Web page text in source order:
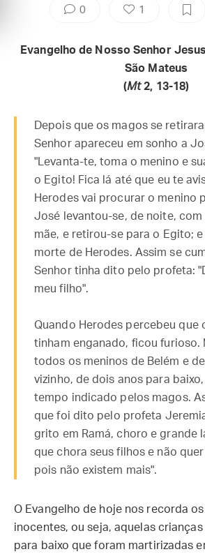
0 1
Evangelho de Nosso Senhor
São Mateus
(Mt2, 13-18)
Depois que os magos se
Senhor apareceu em sonho a
"Levanta-te, toma o menino e
o Egito! Fica lá até que eu te
Herodes vai procurar o menino
José levantou-se, de noite, com
mãe, e retirou-se para o Egito;
morte de Herodes. Assim se
Senhor tinha dito pelo profeta:
meu filho".
Quando Herodes percebeu que
tinham enganado, ficou furioso.
todos os meninos de Belém e
vizinho, de dois anos para
tempo indicado pelos magos.
que foi dito pelo profeta
grito em Ramá, choro e grande
que chora seus filhos e não
pois não existem mais".
O Evangelho de hoje nos recorda
inocentes, ou seja, aquelas
para baixo que foram martirizadas